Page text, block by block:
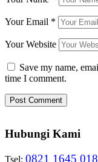
Your Email *
Your Website
Save my name,
time I comment.
Hubungi Kami
Tsel: 0821 1645